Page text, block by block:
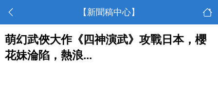
【新聞稿中心】
萌幻武俠大作《四神演武》攻戰日本，櫻
花妹淪陷，熱浪...